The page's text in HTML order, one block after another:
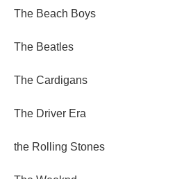
The Beach Boys
The Beatles
The Cardigans
The Driver Era
the Rolling Stones